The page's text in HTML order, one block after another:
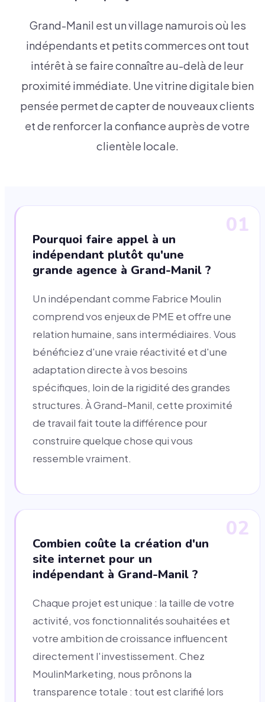
Grand-Manil est un village namurois où les
indépendants et petits commerces ont tout
intérêt à se faire connaître au-delà de leur
proximité immédiate. Une vitrine digitale bien
pensée permet de capter de nouveaux clients
et de renforcer la confiance auprès de votre
clientèle locale.
01
Pourquoi faire appel à un
indépendant plutôt qu'une
grande agence à Grand-Manil ?
Un indépendant comme Fabrice Moulin
comprend vos enjeux de PME et offre une
relation humaine, sans intermédiaires. Vous
bénéficiez d'une vraie réactivité et d'une
adaptation directe à vos besoins
spécifiques, loin de la rigidité des grandes
structures. À Grand-Manil, cette proximité
de travail fait toute la différence pour
construire quelque chose qui vous
ressemble vraiment.
02
Combien coûte la création d'un
site internet pour un
indépendant à Grand-Manil ?
Chaque projet est unique : la taille de votre
activité, vos fonctionnalités souhaitées et
votre ambition de croissance influencent
directement l'investissement. Chez
MoulinMarketing, nous prônons la
transparence totale : tout est clarifié lors